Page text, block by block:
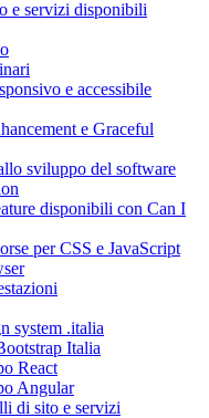
e servizi disponibili
e accessibile
e Graceful
sviluppo del software
disponibili con Can I
per CSS e JavaScript
system .italia
Italia
React
Angular
di sito e servizi